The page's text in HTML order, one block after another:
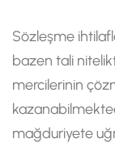
Sözleşme
bazen tali
mercilerinin
mağduriyete